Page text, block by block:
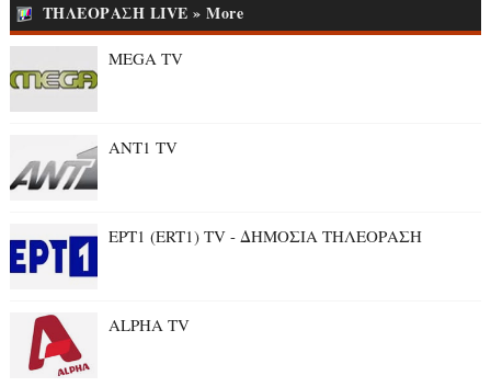
ΤΗΛΕΟΡΑΣΗ LIVE » More
MEGA TV
ANT1 TV
ΕΡΤ1 (ERT1) TV - ΔΗΜΟΣΙΑ ΤΗΛΕΟΡΑΣΗ
ALPHA TV